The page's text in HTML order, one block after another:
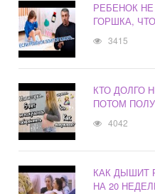
РЕБЕНОК
ГОРШКА,
3415
КТО ДОЛГО
ПОТОМ
4042
КАК ДЫШИТ
НА 20